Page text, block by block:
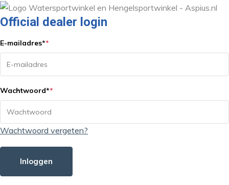
Official dealer login
E-mailadres**
Wachtwoord**
Wachtwoord vergeten?
Inloggen